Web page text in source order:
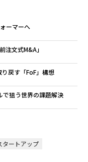
ーマーへ
文式M&A」
戻す「FoF」構想
で狙う世界の課題解決
タートアップ